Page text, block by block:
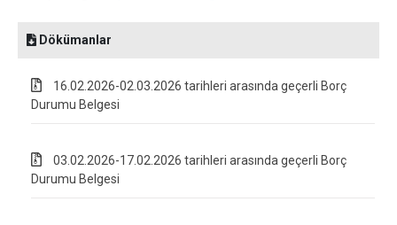
Dökümanlar
16.02.2026-02.03.2026 tarihleri arasında geçerli Borç
Durumu Belgesi
03.02.2026-17.02.2026 tarihleri arasında geçerli Borç
Durumu Belgesi